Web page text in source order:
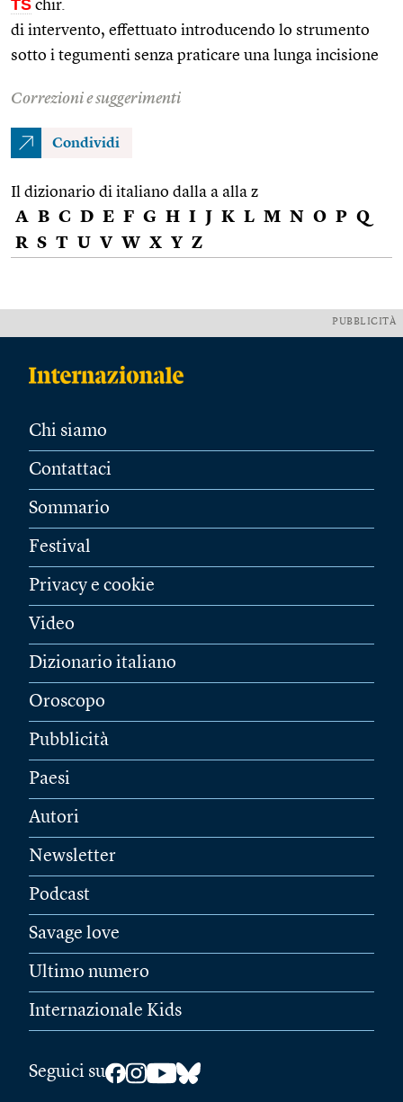
TS chir.
di intervento, effettuato introducendo lo strumento
sotto i tegumenti senza praticare una lunga incisione
Correzioni e suggerimenti
Condividi
Il dizionario di italiano dalla a alla z
A B C D E F G H I J K L M N O P Q
R S T U V W X Y Z
PUBBLICITÀ
Chi siamo
Contattaci
Sommario
Festival
Privacy e cookie
Video
Dizionario italiano
Oroscopo
Pubblicità
Paesi
Autori
Newsletter
Podcast
Savage love
Ultimo numero
Internazionale Kids
Seguici su